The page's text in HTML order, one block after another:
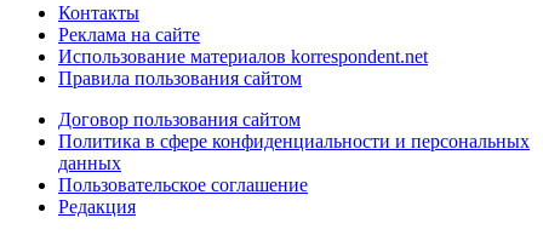
Контакты
Реклама на сайте
Использование материалов korrespondent.net
Правила пользования сайтом
Договор пользования сайтом
Политика в сфере конфиденциальности и персональных
данных
Пользовательское соглашение
Редакция